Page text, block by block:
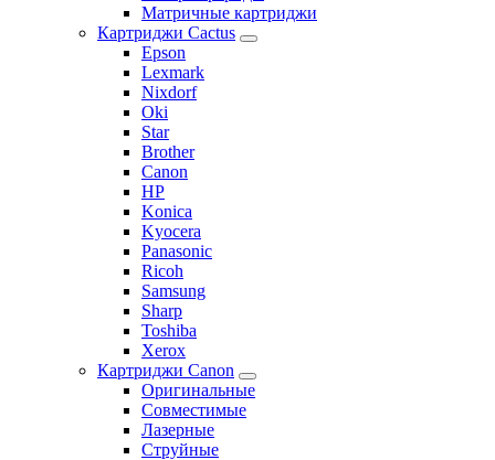
Матричные картриджи
Картриджи Cactus
Epson
Lexmark
Nixdorf
Oki
Star
Brother
Canon
HP
Konica
Kyocera
Panasonic
Ricoh
Samsung
Sharp
Toshiba
Xerox
Картриджи Canon
Оригинальные
Совместимые
Лазерные
Струйные